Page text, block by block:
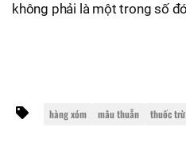
không phải là một trong số
hàng xóm mâu thuẫn thuốc